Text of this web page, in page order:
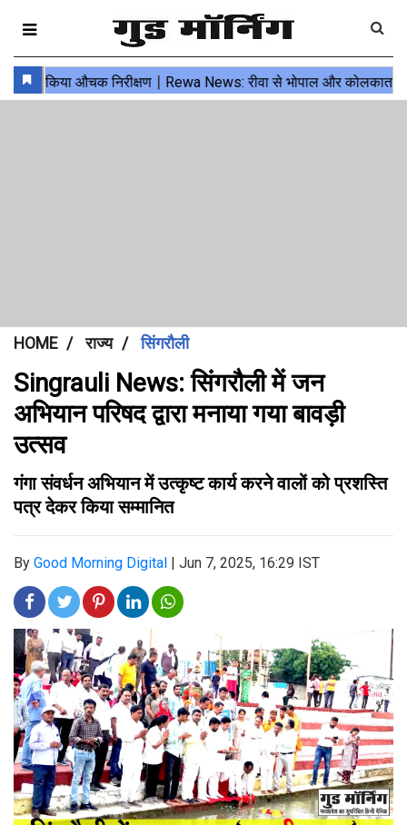
HOME राज्य सिंगरौली
Singrauli News: सिंगरौली में जन
अभियान परिषद द्वारा मनाया गया बावड़ी
उत्सव
गंगा संवर्धन अभियान में उत्कृष्ट कार्य करने वालों को प्रशस्ति
पत्र देकर किया सम्मानित
By Good Morning Digital | Jun 7, 2025, 16:29 IST